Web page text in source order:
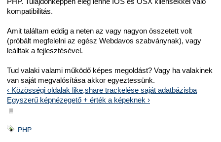
kompatibilitás.
Amit találtam eddig a neten az vagy nagyon összetett volt
(próbált megfelelni az egész Webdavos szabványnak), vagy
leálltak a fejlesztésével.
Tud valaki valami működő képes megoldást? Vagy ha valakinek
van saját megvalósítása akkor egyeztessünk.
‹ Közösségi oldalak like,share trackelése saját adatbázisba
Egyszerű képnézegető + érték a képeknek ›
■
PHP